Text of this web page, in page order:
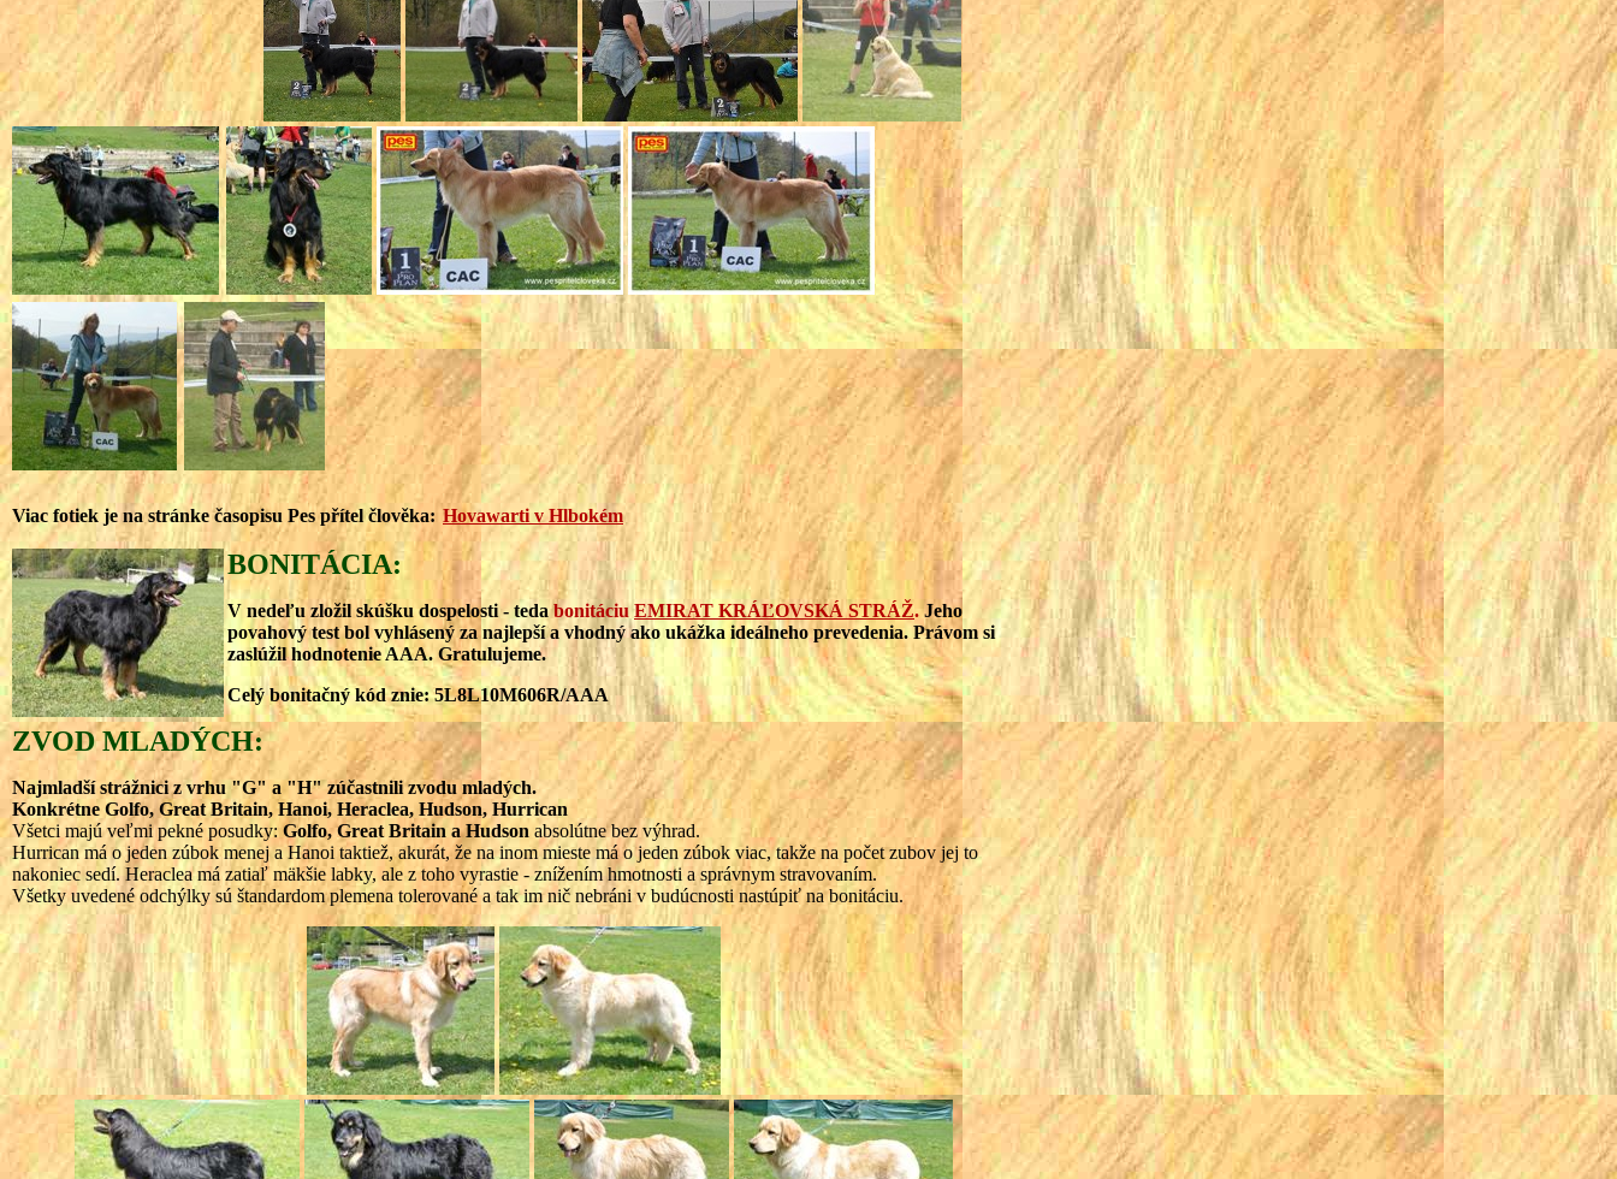
Viac fotiek je na stránke časopisu Pes přítel člověka: Hovawarti v Hlbokém
BONITÁCIA:
V nedeľu zložil skúšku dospelosti - tedabonitáciuEMIRAT KRÁĽOVSKÁ STRÁŽ.Jeho
povahový test bol vyhlásený za najlepší a vhodný ako ukážka ideálneho prevedenia. Právom si
zaslúžil hodnotenie AAA. Gratulujeme.
Celý bonitačný kód znie: 5L8L10M606R/AAA
ZVOD MLADÝCH:
Najmladší strážnici z vrhu "G" a "H" zúčastnili zvodu mladých.
Konkrétne Golfo, Great Britain, Hanoi, Heraclea, Hudson, Hurrican
Všetci majú veľmi pekné posudky: Golfo, Great Britain a Hudson absolútne bez výhrad.
Hurrican má o jeden zúbok menej a Hanoi taktiež, akurát, že na inom mieste má o jeden zúbok viac, takže na počet zubov jej to
nakoniec sedí. Heraclea má zatiaľ mäkšie labky, ale z toho vyrastie - znížením hmotnosti a správnym stravovaním.
Všetky uvedené odchýlky sú štandardom plemena tolerované a tak im nič nebráni v budúcnosti nastúpiť na bonitáciu.